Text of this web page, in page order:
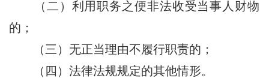
（二）利用职务之便非法收受当事人财物
的；
（三）无正当理由不履行职责的；
（四）法律法规规定的其他情形。